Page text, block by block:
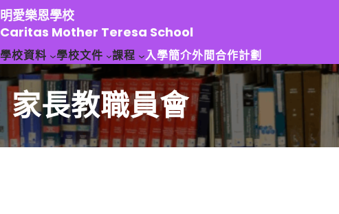
跳
至
主
要
容
明愛樂恩學校
Caritas Mother Teresa School
學校資料 學校文件 課程 入學簡介外間合作計劃
家長教職員會